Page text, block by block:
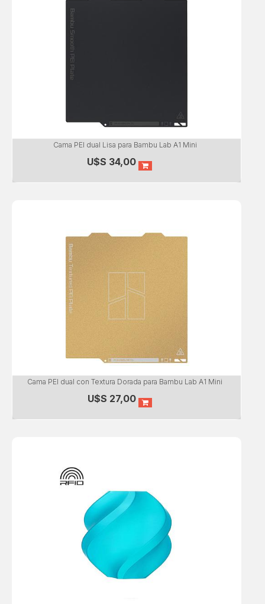
Cama PEI dual Lisa para Bambu Lab A1 Mini
U$S 34,00
Cama PEI dual con Textura Dorada para Bambu Lab A1 Mini
U$S 27,00